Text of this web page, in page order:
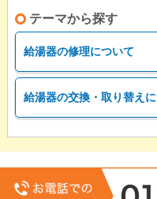
テーマから探す
給湯器の修理について
給湯器の交換・取り替え